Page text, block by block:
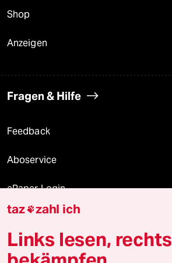
Shop
Anzeigen
Fragen & Hilfe
Feedback
Aboservice
ePaper Login
Downloads für Abonnierende
taz zahl ich
Links lesen, rechts